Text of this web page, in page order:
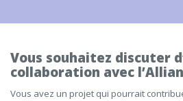
Vous souhaitez discuter
collaboration avec
Vous avez un projet qui pourrait